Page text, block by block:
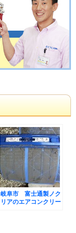
岐阜市 富士通製ノク
リアのエアコンクリー